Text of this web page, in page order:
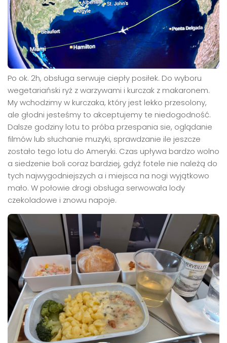
Po ok. 2h, obsługa serwuje ciepły posiłek. Do wyboru
wegetariański ryż z warzywami i kurczak z makaronem.
My wchodzimy w kurczaka, który jest lekko przesolony,
ale głodni jesteśmy to akceptujemy te niedogodność.
Dalsze godziny lotu to próba przespania sie, oglądanie
filmów lub słuchanie muzyki, sprawdzanie ile jeszcze
zostało tego lotu do Ameryki. Czas upływa bardzo wolno
a siedzenie boli coraz bardziej, gdyż fotele nie należą do
tych najwygodniejszych a i miejsca na nogi wyjątkowo
mało. W połowie drogi obsługa serwowała lody
czekoladowe i znowu napoje.